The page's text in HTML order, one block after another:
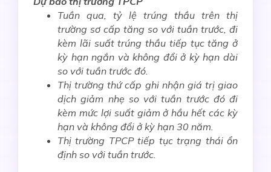
Tuần qua, tỷ lệ trúng thầu trên thị
trường sơ cấp tăng so với tuần trước, đi
kèm lãi suất trúng thầu tiếp tục tăng ở
kỳ hạn ngắn và không đổi ở kỳ hạn dài
so với tuần trước đó.
Thị trường thứ cấp ghi nhận giá trị giao
dịch giảm nhẹ so với tuần trước đó đi
kèm mức lợi suất giảm ở hầu hết các kỳ
hạn và không đổi ở kỳ hạn 30 năm.
Thị trường TPCP tiếp tục trạng thái ổn
định so với tuần trước.